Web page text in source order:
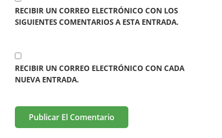
RECIBIR UN CORREO ELECTRÓNICO CON LOS
SIGUIENTES COMENTARIOS A ESTA ENTRADA.
RECIBIR UN CORREO ELECTRÓNICO CON CADA
NUEVA ENTRADA.